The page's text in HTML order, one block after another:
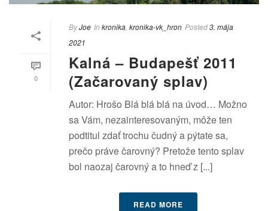
0
ByJoe In kronika kronika-vk_hron Posted3. mája
2021
Kalná – Budapešť 2011
(Začarovaný splav)
Autor: Hrošo Blá blá blá na úvod… Možno
sa Vám, nezainteresovaným, môže ten
podtitul zdať trochu čudný a pýtate sa,
prečo práve čarovný? Pretože tento splav
bol naozaj čarovný a to hneď z [...]
READ MORE